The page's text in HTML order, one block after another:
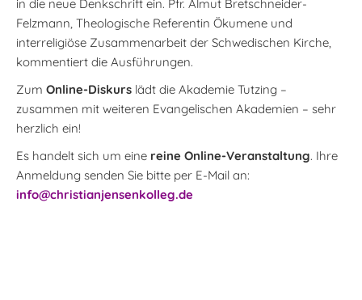
in die neue Denkschrift ein. Pfr. Almut Bretschneider-
Felzmann, Theologische Referentin Ökumene und
interreligiöse Zusammenarbeit der Schwedischen Kirche,
kommentiert die Ausführungen.
Zum Online-Diskurs lädt die Akademie Tutzing –
zusammen mit weiteren Evangelischen Akademien – sehr
herzlich ein!
Es handelt sich um eine reine Online-Veranstaltung. Ihre
Anmeldung senden Sie bitte per E-Mail an:
info@christianjensenkolleg.de